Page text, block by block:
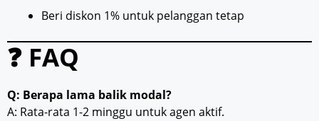
Beri diskon 1% untuk pelanggan tetap
❓ FAQ
Q: Berapa lama balik modal?
A: Rata-rata 1-2 minggu untuk agen aktif.